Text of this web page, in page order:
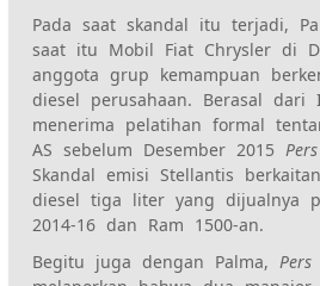
Pada saat skandal itu terjadi,
saat itu Mobil Fiat Chrysler di
anggota grup kemampuan
diesel perusahaan. Berasal dari
menerima pelatihan formal
AS sebelum Desember 2015
Skandal emisi Stellantis
diesel tiga liter yang dijualnya
2014-16 dan Ram 1500-an.
Begitu juga dengan Palma,